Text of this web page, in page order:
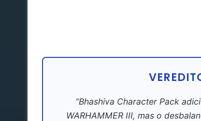
“Bhashiva Character Pack
WARHAMMER III, mas o